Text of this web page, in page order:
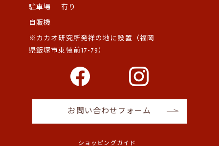
駐車場
有り
自販機
※カカオ研究所発祥の地に設置（福岡
県飯塚市東徳前17-79）
お問い合わせフォーム
ショッピングガイド